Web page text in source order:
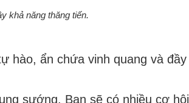
khả năng thăng tiến.
hào, ẩn chứa vinh quang và đầy
sướng. Bạn sẽ có nhiều cơ hội